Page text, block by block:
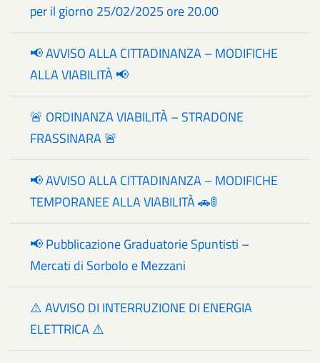
per il giorno 25/02/2025 ore 20.00
📢 AVVISO ALLA CITTADINANZA – MODIFICHE
ALLA VIABILITÀ 📢
🚨 ORDINANZA VIABILITÀ – STRADONE
FRASSINARA 🚨
📢 AVVISO ALLA CITTADINANZA – MODIFICHE
TEMPORANEE ALLA VIABILITÀ 🚗🚦
📢 Pubblicazione Graduatorie Spuntisti –
Mercati di Sorbolo e Mezzani
⚠️ AVVISO DI INTERRUZIONE DI ENERGIA
ELETTRICA ⚠️